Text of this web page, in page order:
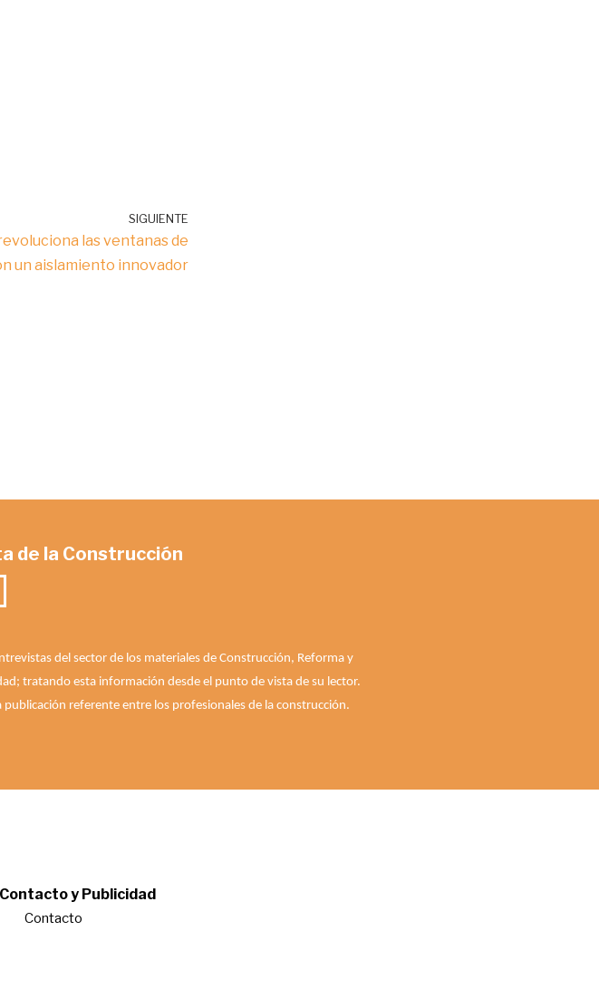
SIGUIENTE
las ventanas de
un aislamiento innovador
de la Construcción
del sector de los materiales de Construcción, Reforma y
tratando esta información desde el punto de vista de su lector.
referente entre los profesionales de la construcción.
Contacto y Publicidad
Contacto